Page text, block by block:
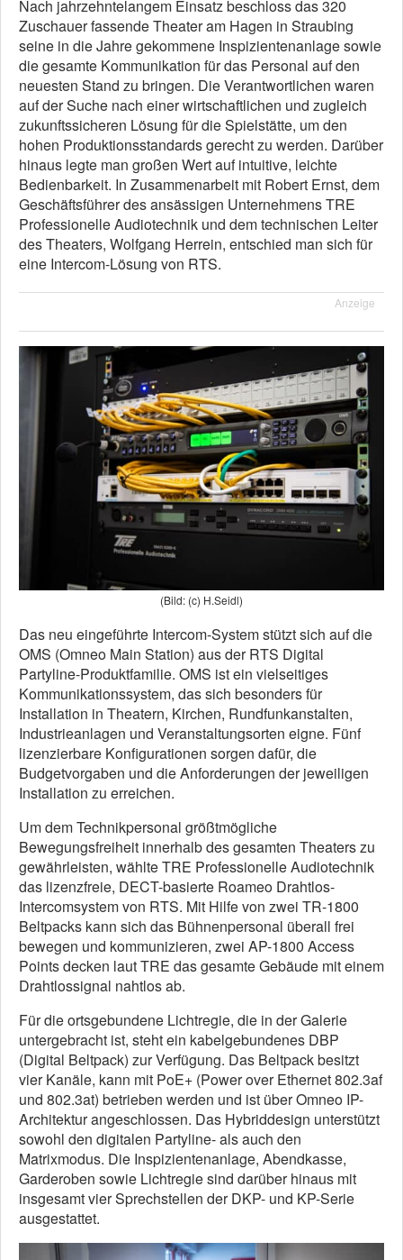
Nach jahrzehntelangem Einsatz beschloss das 320
Zuschauer fassende Theater am Hagen in Straubing
seine in die Jahre gekommene Inspizientenanlage sowie
die gesamte Kommunikation für das Personal auf den
neuesten Stand zu bringen. Die Verantwortlichen waren
auf der Suche nach einer wirtschaftlichen und zugleich
zukunftssicheren Lösung für die Spielstätte, um den
hohen Produktionsstandards gerecht zu werden. Darüber
hinaus legte man großen Wert auf intuitive, leichte
Bedienbarkeit. In Zusammenarbeit mit Robert Ernst, dem
Geschäftsführer des ansässigen Unternehmens TRE
Professionelle Audiotechnik und dem technischen Leiter
des Theaters, Wolfgang Herrein, entschied man sich für
eine Intercom-Lösung von RTS.
Anzeige
(Bild: (c) H.Seidl)
Das neu eingeführte Intercom-System stützt sich auf die
OMS (Omneo Main Station) aus der RTS Digital
Partyline-Produktfamilie. OMS ist ein vielseitiges
Kommunikationssystem, das sich besonders für
Installation in Theatern, Kirchen, Rundfunkanstalten,
Industrieanlagen und Veranstaltungsorten eigne. Fünf
lizenzierbare Konfigurationen sorgen dafür, die
Budgetvorgaben und die Anforderungen der jeweiligen
Installation zu erreichen.
Um dem Technikpersonal größtmögliche
Bewegungsfreiheit innerhalb des gesamten Theaters zu
gewährleisten, wählte TRE Professionelle Audiotechnik
das lizenzfreie, DECT-basierte Roameo Drahtlos-
Intercomsystem von RTS. Mit Hilfe von zwei TR-1800
Beltpacks kann sich das Bühnenpersonal überall frei
bewegen und kommunizieren, zwei AP-1800 Access
Points decken laut TRE das gesamte Gebäude mit einem
Drahtlossignal nahtlos ab.
Für die ortsgebundene Lichtregie, die in der Galerie
untergebracht ist, steht ein kabelgebundenes DBP
(Digital Beltpack) zur Verfügung. Das Beltpack besitzt
vier Kanäle, kann mit PoE+ (Power over Ethernet 802.3af
und 802.3at) betrieben werden und ist über Omneo IP-
Architektur angeschlossen. Das Hybriddesign unterstützt
sowohl den digitalen Partyline- als auch den
Matrixmodus. Die Inspizientenanlage, Abendkasse,
Garderoben sowie Lichtregie sind darüber hinaus mit
insgesamt vier Sprechstellen der DKP- und KP-Serie
ausgestattet.